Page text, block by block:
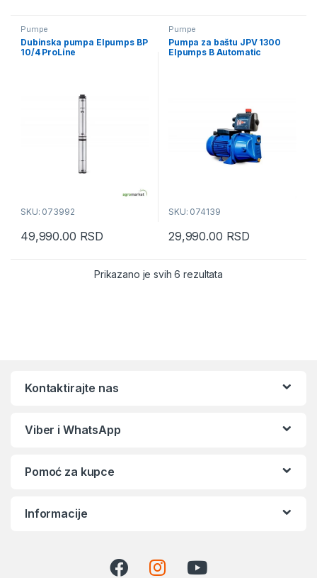
Pumpe
Dubinska pumpa Elpumps BP
10/4 ProLine
SKU: 073992
49,990.00 RSD
Pumpe
Pumpa za baštu JPV 1300
Elpumps B Automatic
SKU: 074139
29,990.00 RSD
Prikazano je svih 6 rezultataSortirano po
Kontaktirajte nas
Viber i WhatsApp
Pomoć za kupce
Informacije